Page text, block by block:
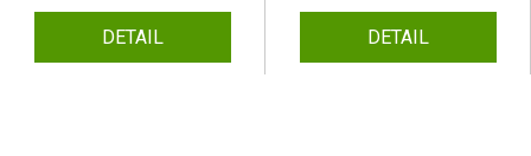
DETAIL DETAIL